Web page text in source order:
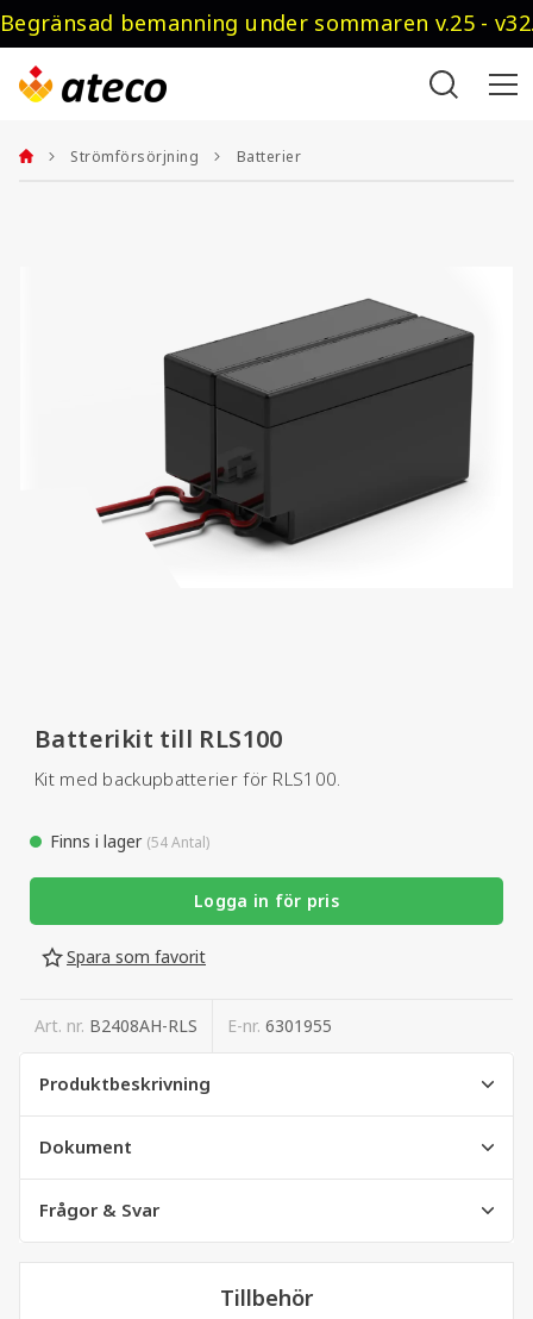
Begränsad bemanning under sommaren v.25 -
Strömförsörjning Batterier
Batterikit till RLS100
Kit med backupbatterier för RLS100.
Finns i lager (54 Antal)
Logga in för pris
Spara som favorit
Art. nr. B2408AH-RLS E-nr. 6301955
Produktbeskrivning
Dokument
Frågor & Svar
Tillbehör